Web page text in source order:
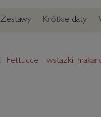
Zestawy Krótkie daty
Fettucce - wstązki,